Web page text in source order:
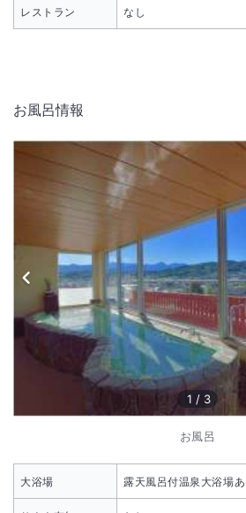
レストラン なし
お風呂情報
1 / 3
お風呂
大浴場 露天風呂付温泉大浴場あ